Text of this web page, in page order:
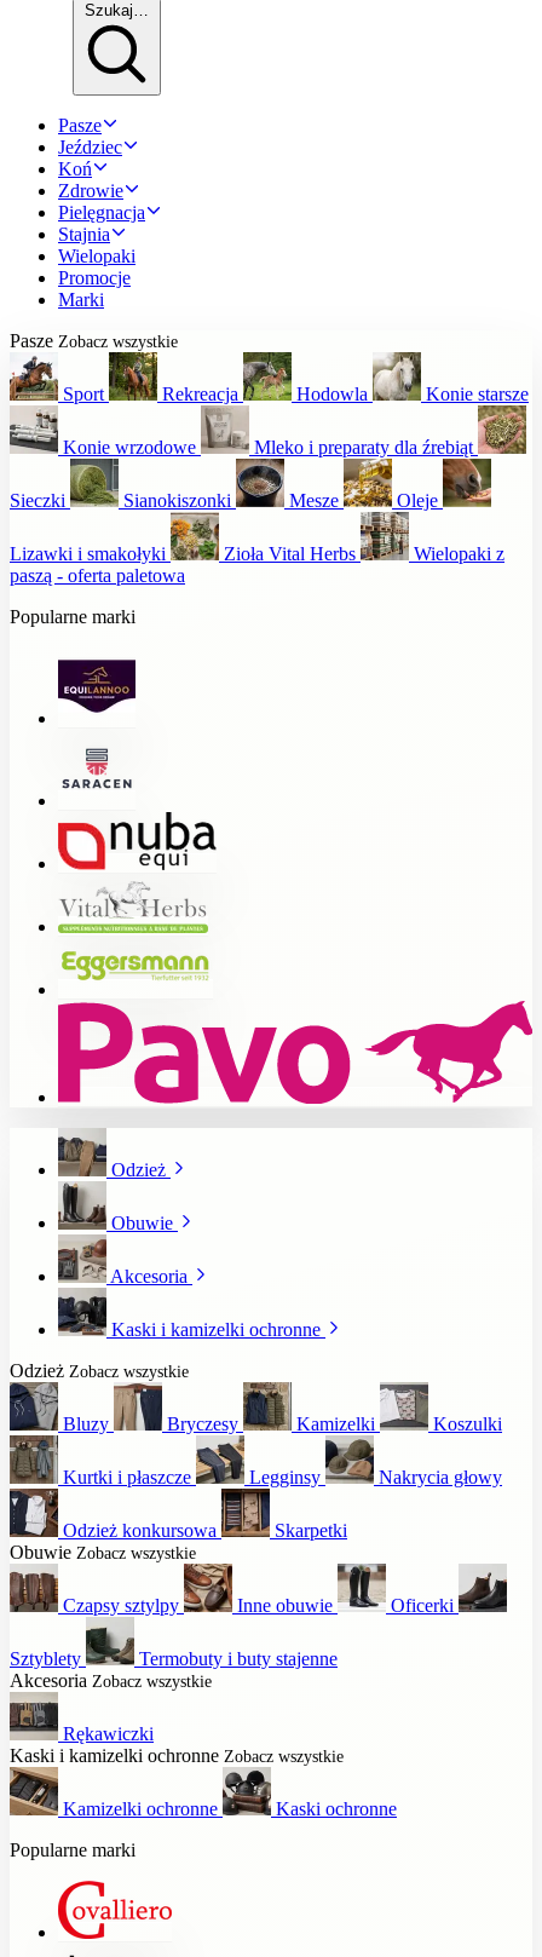
Szukaj…
Pasze
Jeździec
Koń
Zdrowie
Pielęgnacja
Stajnia
Wielopaki
Promocje
Marki
Pasze Zobacz wszystkie
Sport Rekreacja Hodowla Konie starsze
Konie wrzodowe Mleko i preparaty dla źrebiąt
Sieczki Sianokiszonki Mesze Oleje
Lizawki i smakołyki Zioła Vital Herbs
Wielopaki z
paszą - oferta paletowa
Popularne marki
Odzież
Obuwie
Akcesoria
Kaski i kamizelki ochronne
Odzież Zobacz wszystkie
Bluzy Bryczesy Kamizelki Koszulki
Kurtki i płaszcze Legginsy Nakrycia głowy
Odzież konkursowa
Skarpetki
Obuwie Zobacz wszystkie
Czapsy sztylpy Inne obuwie Oficerki
Sztyblety
Termobuty i buty stajenne
Akcesoria Zobacz wszystkie
Rękawiczki
Kaski i kamizelki ochronne Zobacz wszystkie
Kamizelki ochronne
Kaski ochronne
Popularne marki